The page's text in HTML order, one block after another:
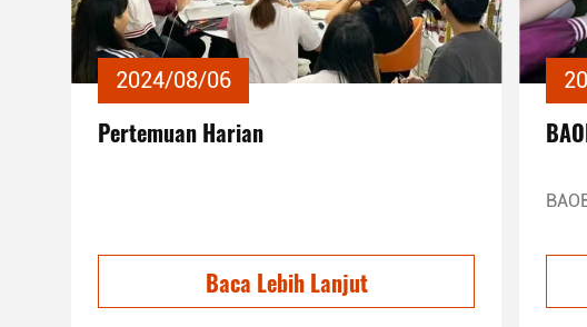
2024/08/06
Pertemuan Harian
Baca Lebih Lanjut